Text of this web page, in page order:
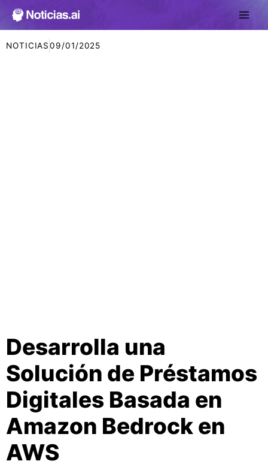
NOTICIAS 09/01/2025
Desarrolla una
Solución de Préstamos
Digitales Basada en
Amazon Bedrock en
AWS